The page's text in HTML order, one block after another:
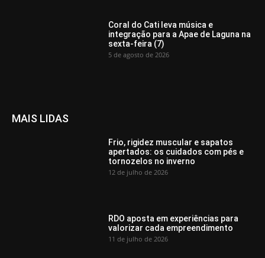
Coral do Cati leva música e
integração para a Apae de Laguna na
sexta-feira (7)
5 de agosto de 2026
MAIS LIDAS
Frio, rigidez muscular e sapatos
apertados: os cuidados com pés e
tornozelos no inverno
12 de julho de 2026
RDO aposta em experiências para
valorizar cada empreendimento
11 de julho de 2026